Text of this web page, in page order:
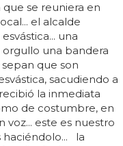
se reuniera en
el alcalde
una
una bandera
que son
sacudiendo a
la inmediata
de costumbre, en
este es nuestro
haciéndolo... la